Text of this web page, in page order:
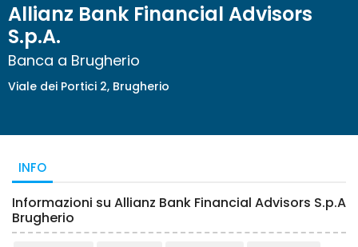
Allianz Bank Financial Advisors
S.p.A.
Banca a Brugherio
Viale dei Portici 2, Brugherio
INFO
Informazioni su Allianz Bank Financial Advisors S.p.A
Brugherio